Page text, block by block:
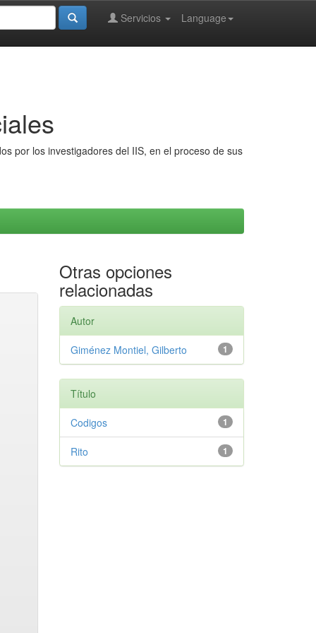
Language
Servicios
por los investigadores del IIS, en el proceso de sus
Otras opciones
relacionadas
Autor
1
Giménez Montiel, Gilberto
Título
1
Codigos
1
Rito